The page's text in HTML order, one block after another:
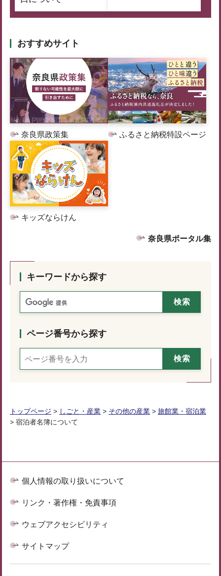
おすすめサイト
奈良県政策集 ふるさと納税特設ページ
キッズならけん
奈良県ポータル集
キーワードから探す
ページ番号から探す
トップページ > しごと・産業 > その他の産業 > 旅館業・宿泊業
> 宿泊者名簿について
個人情報の取り扱いについて
リンク・著作権・免責事項
ウェブアクセシビリティ
サイトマップ